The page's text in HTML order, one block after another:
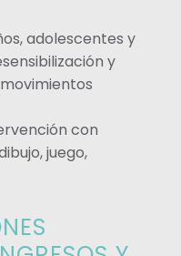
adolescentes y
y
con
juego,